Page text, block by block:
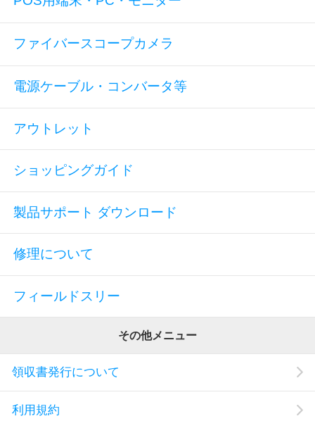
ファイバースコープカメラ
電源ケーブル・コンバータ等
アウトレット
ショッピングガイド
製品サポート ダウンロード
修理について
フィールドスリー
その他メニュー
領収書発行について
利用規約